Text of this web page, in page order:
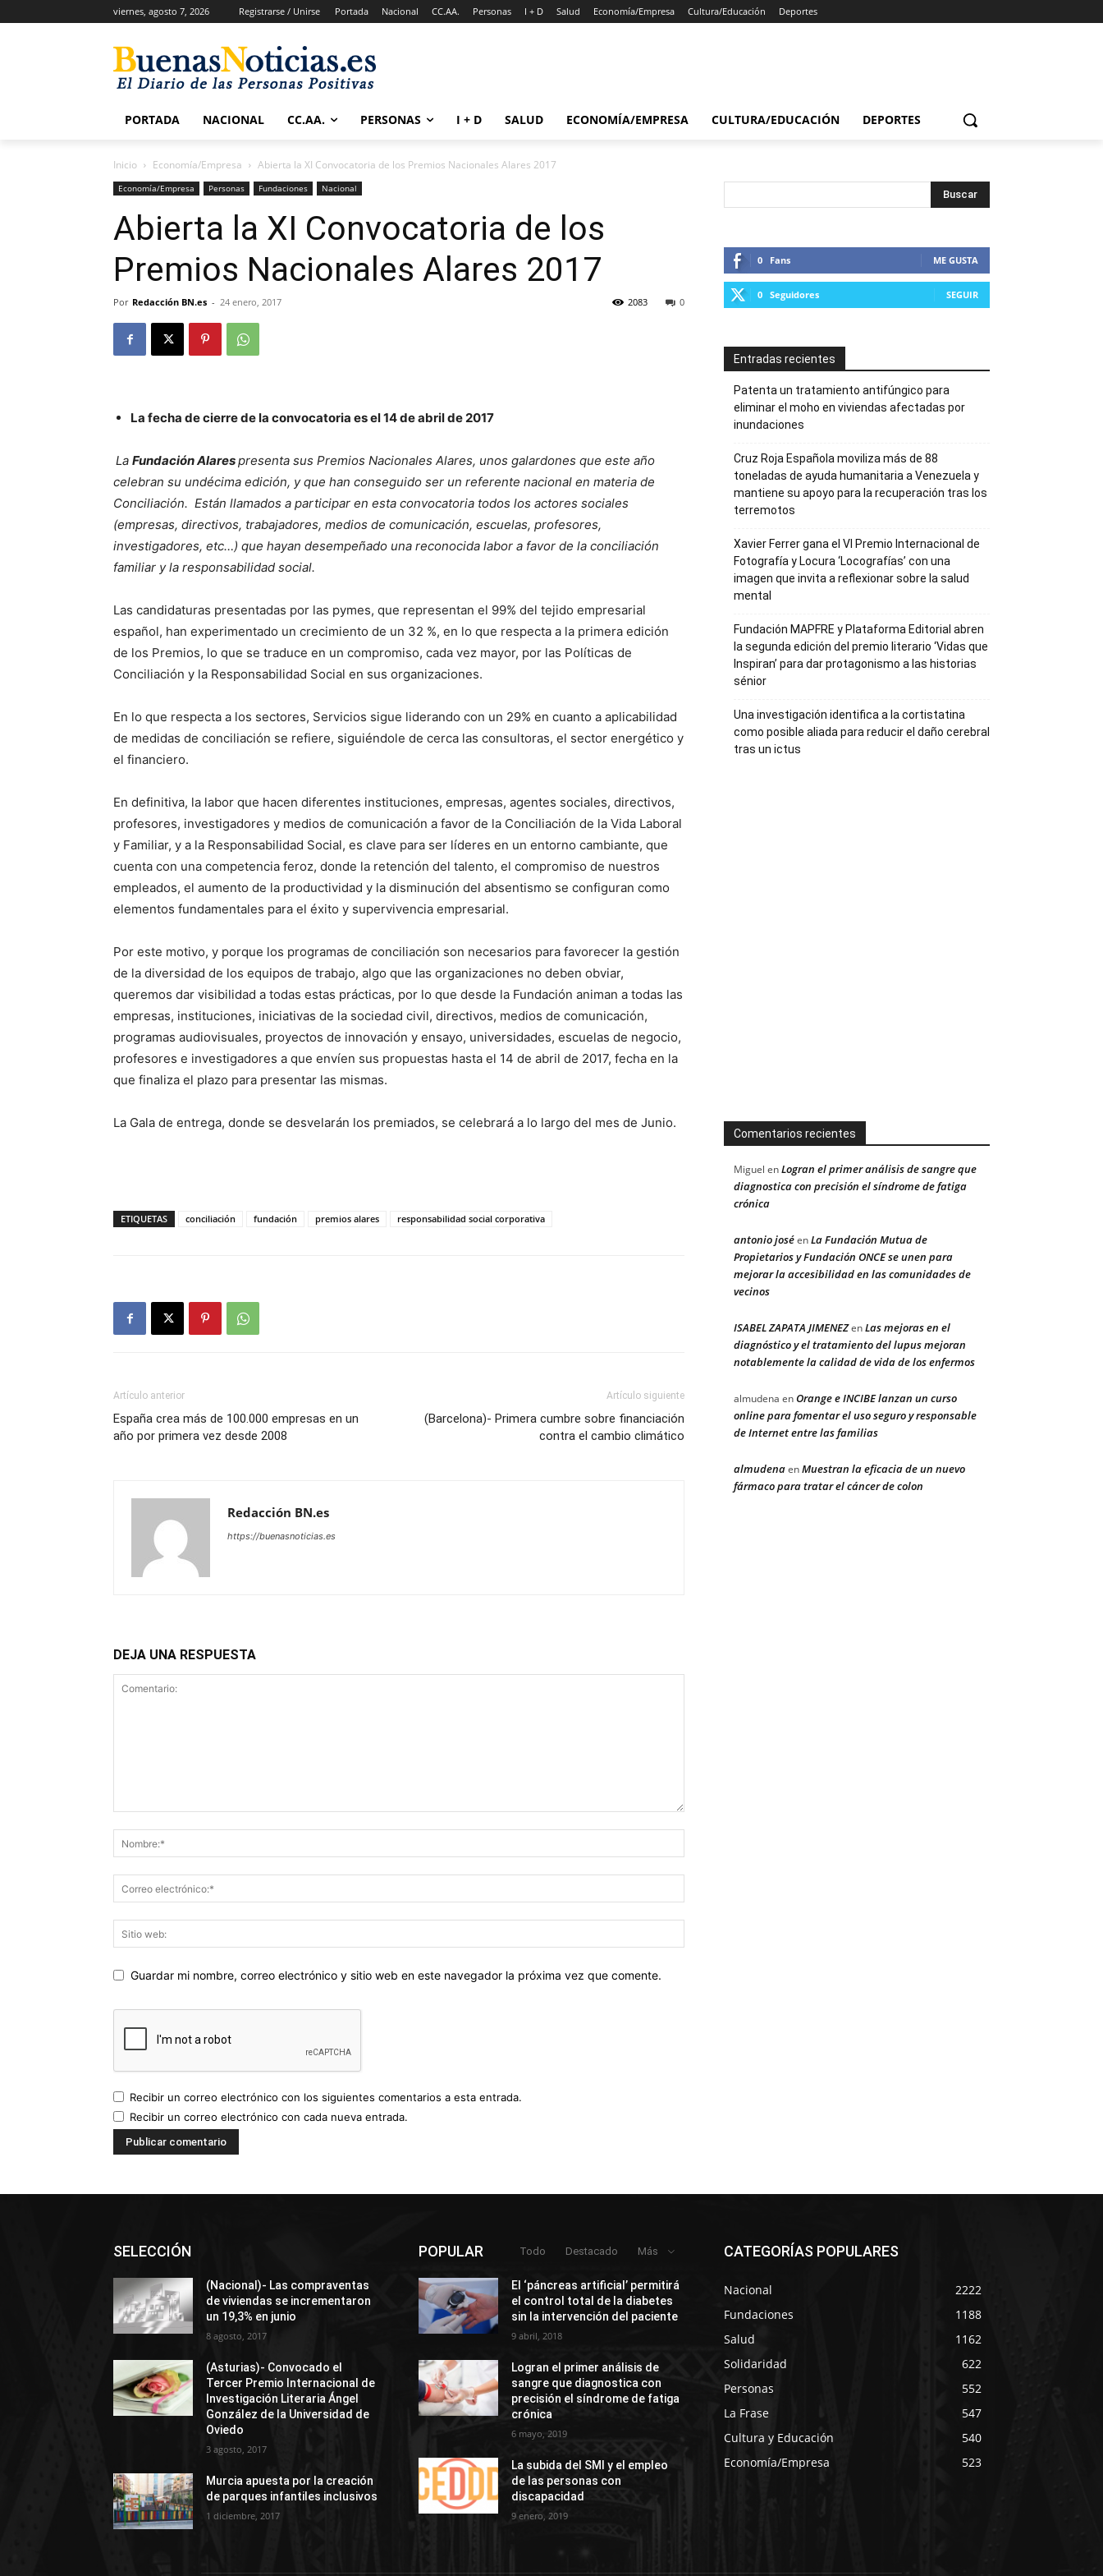
viernes, agosto 7, 2026 Registrarse / Unirse Portada Nacional CC.AA. Personas I + D Salud Economía/Empresa Cultura/Educación Deportes
PORTADA NACIONAL CC.AA. PERSONAS I + D SALUD ECONOMÍA/EMPRESA CULTURA/EDUCACIÓN DEPORTES
Inicio Economía/Empresa Abierta la XI Convocatoria de los Premios Nacionales Alares 2017
Economía/Empresa Personas Fundaciones Nacional
Abierta la XI Convocatoria de los
Premios Nacionales Alares 2017
Por Redacción BN.es - 24 enero, 2017 0
2083
La fecha de cierre de la convocatoria es el 14 de abril de 2017
La Fundación Alarespresenta sus Premios Nacionales Alares, unos galardones que este año
celebran su undécima edición, y que han conseguido ser un referente nacional en materia de
Conciliación. Están llamados a participar en esta convocatoria todos los actores sociales
(empresas, directivos, trabajadores, medios de comunicación, escuelas, profesores,
investigadores, etc…) que hayan desempeñado una reconocida labor a favor de la conciliación
familiar y la responsabilidad social.
Las candidaturas presentadas por las pymes, que representan el 99% del tejido empresarial
español, han experimentado un crecimiento de un 32 %, en lo que respecta a la primera edición
de los Premios, lo que se traduce en un compromiso, cada vez mayor, por las Políticas de
Conciliación y la Responsabilidad Social en sus organizaciones.
En lo que respecta a los sectores, Servicios sigue liderando con un 29% en cuanto a aplicabilidad
de medidas de conciliación se refiere, siguiéndole de cerca las consultoras, el sector energético y
el financiero.
En definitiva, la labor que hacen diferentes instituciones, empresas, agentes sociales, directivos,
profesores, investigadores y medios de comunicación a favor de la Conciliación de la Vida Laboral
y Familiar, y a la Responsabilidad Social, es clave para ser líderes en un entorno cambiante, que
cuenta con una competencia feroz, donde la retención del talento, el compromiso de nuestros
empleados, el aumento de la productividad y la disminución del absentismo se configuran como
elementos fundamentales para el éxito y supervivencia empresarial.
Por este motivo, y porque los programas de conciliación son necesarios para favorecer la gestión
de la diversidad de los equipos de trabajo, algo que las organizaciones no deben obviar,
queremos dar visibilidad a todas estas prácticas, por lo que desde la Fundación animan a todas las
empresas, instituciones, iniciativas de la sociedad civil, directivos, medios de comunicación,
programas audiovisuales, proyectos de innovación y ensayo, universidades, escuelas de negocio,
profesores e investigadores a que envíen sus propuestas hasta el 14 de abril de 2017, fecha en la
que finaliza el plazo para presentar las mismas.
La Gala de entrega, donde se desvelarán los premiados, se celebrará a lo largo del mes de Junio.
ETIQUETAS conciliación fundación premios alares responsabilidad social corporativa
Artículo anterior
España crea más de 100.000 empresas en un
año por primera vez desde 2008
Artículo siguiente
(Barcelona)- Primera cumbre sobre financiación
contra el cambio climático
Redacción BN.es
https://buenasnoticias.es
DEJA UNA RESPUESTA
Guardar mi nombre, correo electrónico y sitio web en este navegador la próxima vez que comente.
Recibir un correo electrónico con los siguientes comentarios a esta entrada.
Recibir un correo electrónico con cada nueva entrada.
0 Fans ME GUSTA
0 Seguidores SEGUIR
Entradas recientes
Patenta un tratamiento antifúngico para
eliminar el moho en viviendas afectadas por
inundaciones
Cruz Roja Española moviliza más de 88
toneladas de ayuda humanitaria a Venezuela y
mantiene su apoyo para la recuperación tras los
terremotos
Xavier Ferrer gana el VI Premio Internacional de
Fotografía y Locura ‘Locografías’ con una
imagen que invita a reflexionar sobre la salud
mental
Fundación MAPFRE y Plataforma Editorial abren
la segunda edición del premio literario ‘Vidas que
Inspiran’ para dar protagonismo a las historias
sénior
Una investigación identifica a la cortistatina
como posible aliada para reducir el daño cerebral
tras un ictus
Comentarios recientes
Miguel enLogran el primer análisis de sangre que
diagnostica con precisión el síndrome de fatiga
crónica
antonio joséenLa Fundación Mutua de
Propietarios y Fundación ONCE se unen para
mejorar la accesibilidad en las comunidades de
vecinos
ISABEL ZAPATA JIMENEZenLas mejoras en el
diagnóstico y el tratamiento del lupus mejoran
notablemente la calidad de vida de los enfermos
almudena enOrange e INCIBE lanzan un curso
online para fomentar el uso seguro y responsable
de Internet entre las familias
almudenaenMuestran la eficacia de un nuevo
fármaco para tratar el cáncer de colon
SELECCIÓN
(Nacional)- Las compraventas
de viviendas se incrementaron
un 19,3% en junio
8 agosto, 2017
(Asturias)- Convocado el
Tercer Premio Internacional de
Investigación Literaria Ángel
González de la Universidad de
Oviedo
3 agosto, 2017
Murcia apuesta por la creación
de parques infantiles inclusivos
1 diciembre, 2017
POPULAR Todo Destacado Más
El ‘páncreas artificial’ permitirá
el control total de la diabetes
sin la intervención del paciente
9 abril, 2018
Logran el primer análisis de
sangre que diagnostica con
precisión el síndrome de fatiga
crónica
6 mayo, 2019
La subida del SMI y el empleo
de las personas con
discapacidad
9 enero, 2019
CATEGORÍAS POPULARES
Nacional
2222
Fundaciones
1188
Salud
1162
Solidaridad
622
Personas
552
La Frase
547
Cultura y Educación
540
Economía/Empresa
523